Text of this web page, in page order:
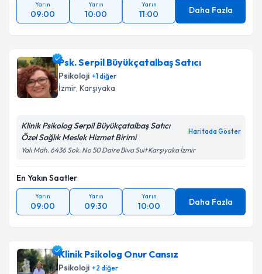
Yarın
09:00
Yarın
10:00
Yarın
11:00 Daha Fazla
Psk. Serpil Büyükçatalbaş Satıcı
Psikoloji +1diğer
İzmir, Karşıyaka
Klinik Psikolog Serpil Büyükçatalbaş Satıcı
Özel Sağlık Meslek Hizmet Birimi
Haritada Göster
Yalı Mah. 6436 Sok. No 50 Daire Biva Suit Karşıyaka İzmir
En Yakın Saatler
Yarın
09:00
Yarın
09:30
Yarın
10:00 Daha Fazla
Klinik Psikolog Onur Cansız
Psikoloji +2 diğer